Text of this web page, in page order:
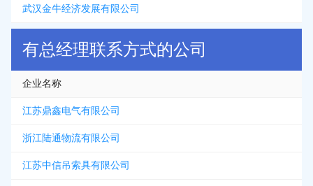
武汉金牛经济发展有限公司
有总经理联系方式的公司
企业名称
江苏鼎鑫电气有限公司
浙江陆通物流有限公司
江苏中信吊索具有限公司